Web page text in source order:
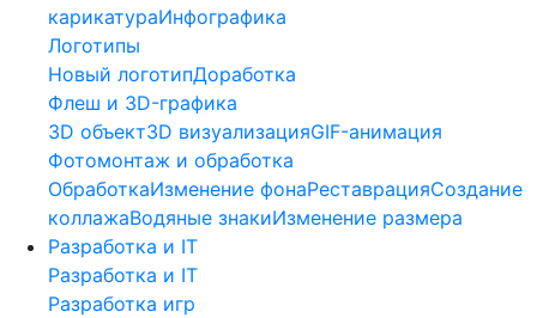
карикатураИнфографика
Логотипы
Новый логотипДоработка
Флеш и 3D-графика
3D объект3D визуализацияGIF-анимация
Фотомонтаж и обработка
ОбработкаИзменение фонаРеставрацияСоздание
коллажаВодяные знакиИзменение размера
Разработка и IT
Разработка и IT
Разработка игр